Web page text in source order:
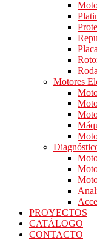
Motores
PROYECTOS
CATÁLOGO
CONTACTO